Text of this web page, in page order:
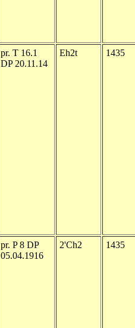
pr. T 16.1
DP 20.11.14
Eh2t 1435
pr. P 8 DP
05.04.1916
2'Ch2 1435